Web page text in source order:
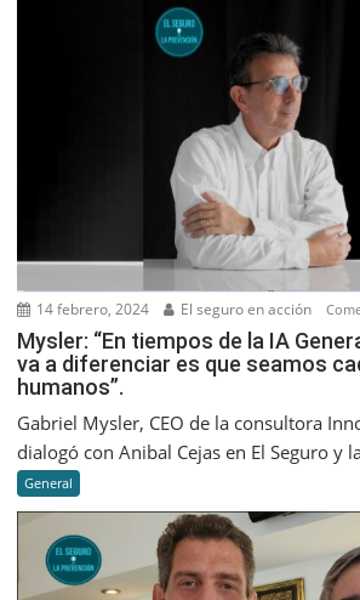
14 febrero, 2024 El seguro en acción
Mysler: “En tiempos de la IA
va a diferenciar es que seamos
humanos”.
Gabriel Mysler, CEO de la consultora
dialogó con Anibal Cejas en El Seguro y
General